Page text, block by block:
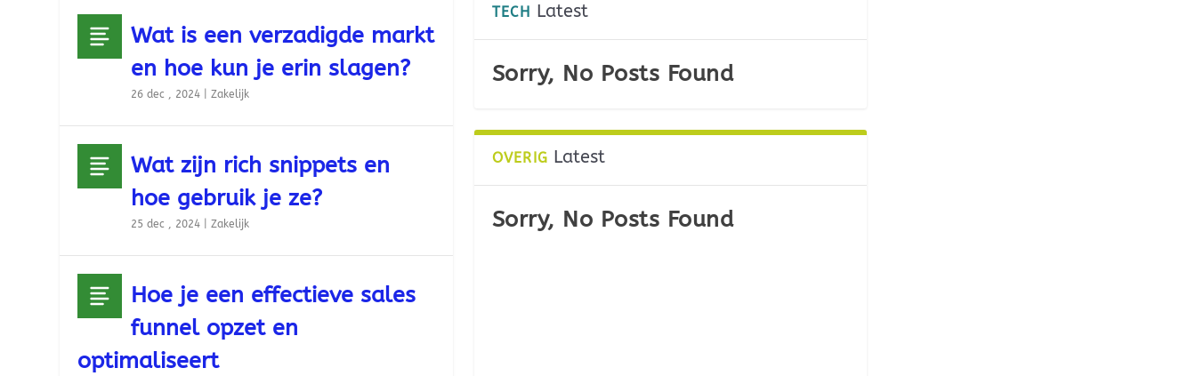
Wat is een verzadigde markt
en hoe kun je erin slagen?
26 dec , 2024 |Zakelijk
Wat zijn rich snippets en
hoe gebruik je ze?
25 dec , 2024 |Zakelijk
Hoe je een effectieve sales
funnel opzet en
optimaliseert
TECH Latest
Sorry, No Posts Found
OVERIG Latest
Sorry, No Posts Found